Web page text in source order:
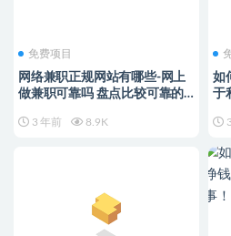
免费项目
网络兼职正规网站有哪些-网上
做兼职可靠吗 盘点比较可靠的4
3 年前 8.9K
如
于